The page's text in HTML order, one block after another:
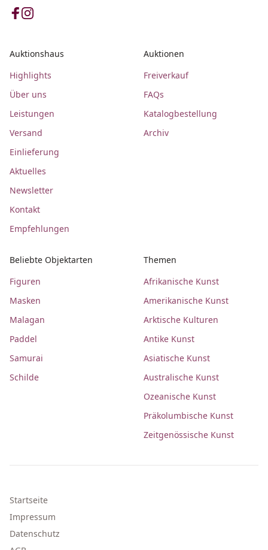
Auktionshaus
Highlights
Über uns
Leistungen
Versand
Einlieferung
Aktuelles
Newsletter
Kontakt
Empfehlungen
Auktionen
Freiverkauf
FAQs
Katalogbestellung
Archiv
Beliebte Objektarten
Figuren
Masken
Malagan
Paddel
Samurai
Schilde
Themen
Afrikanische Kunst
Amerikanische Kunst
Arktische Kulturen
Antike Kunst
Asiatische Kunst
Australische Kunst
Ozeanische Kunst
Präkolumbische Kunst
Zeitgenössische Kunst
Startseite
Impressum
Datenschutz